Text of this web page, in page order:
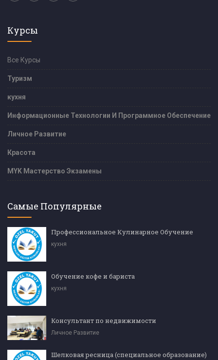
Курсы
Все Курсы
Туризм
кухня
Информационные Технологии И Программное Обеспечение
Личное Развитие
Красота
MYK Мастерство Экзамены
Самые Популярные
Профессиональное Кулинарное Обучение
кухня
Обучение кофе и бариста
кухня
Консультант по недвижимости
Личное Развитие
Шелковая ресница (специальное образование)